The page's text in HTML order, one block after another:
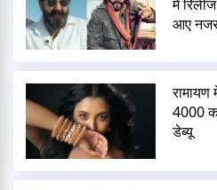
में
आए
रामायण
4000
डेब्यू